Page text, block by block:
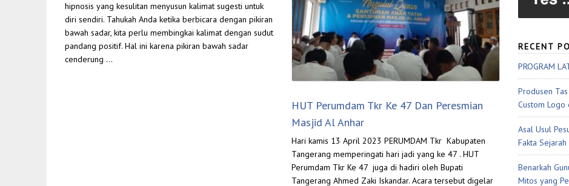
hipnosis yang kesulitan menyusun kalimat sugesti untuk
diri sendiri. Tahukah Anda ketika berbicara dengan pikiran
bawah sadar, kita perlu membingkai kalimat dengan sudut
pandang positif. Hal ini karena pikiran bawah sadar
cenderung …
HUT Perumdam Tkr Ke 47 Dan Peresmian
Masjid Al Anhar
Hari kamis 13 April 2023 PERUMDAM Tkr Kabupaten
Tangerang memperingati hari jadi yang ke 47 . HUT
Perumdam Tkr Ke 47 juga di hadiri oleh Bupati
Tangerang Ahmed Zaki Iskandar. Acara tersebut digelar
RECENT
PROGRAM
Produsen
Custom Logo
Asal Usul
Fakta Sejarah
Benarkah
Mitos yang